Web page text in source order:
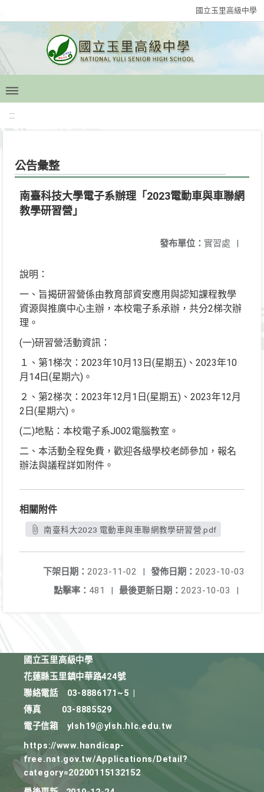
國立玉里高級中學
:::
公告彙整
南臺科技大學電子系辦理「2023電動車與車聯網
教學研習營」
發布單位： 實習處 |
說明：
一、旨揭研習營係由教育部資安應用與認知課程教學
資源與推廣中心主辦，本校電子系承辦，共分2梯次辦
理。
(一)研習營活動資訊：
１、第1梯次：2023年10月13日(星期五)、2023年10
月14日(星期六)。
２、第2梯次：2023年12月1日(星期五)、2023年12月
2日(星期六)。
(二)地點：本校電子系J002電腦教室。
二、本活動全程免費，歡迎各級學校老師參加，報名
辦法與議程詳如附件。
相關附件
南臺科大2023 電動車與車聯網教學研習營.pdf
發佈日期： 2023-10-03
下架日期： 2023-11-02
|
最後更新日期： 2023-10-03 |
點擊率： 481 |
國立玉里高級中學
花蓮縣玉里鎮中華路424號
聯絡電話
03-8886171~5
傳真
03-8885529
電子信箱
ylsh19@ylsh.hlc.edu.tw
https://www.handicap-
free.nat.gov.tw/Applications/Detail?
category=20200115132152